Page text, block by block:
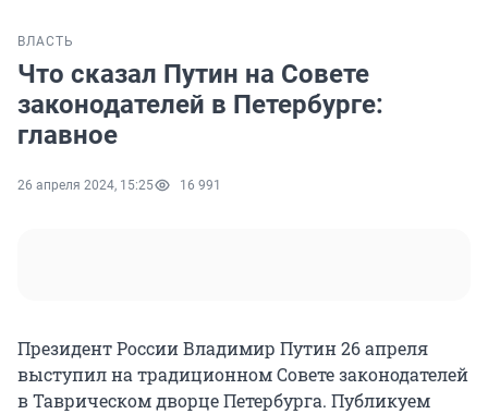
ВЛАСТЬ
Что сказал Путин на Совете
законодателей в Петербурге:
главное
26 апреля 2024, 15:25 16 991
Президент России Владимир Путин 26 апреля
выступил на традиционном Совете законодателей
в Таврическом дворце Петербурга. Публикуем